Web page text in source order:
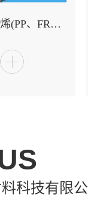
钢衬聚丙烯(PP、FRPP）复合管管材
科技有限